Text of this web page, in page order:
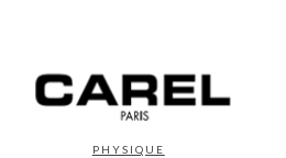
PHYSIQUE